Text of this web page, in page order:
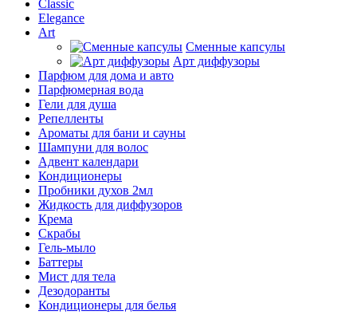
Classic
Elegance
Art
Сменные капсулы
Арт диффузоры
Парфюм для дома и авто
Парфюмерная вода
Гели для душа
Репелленты
Ароматы для бани и сауны
Шампуни для волос
Адвент календари
Кондиционеры
Пробники духов 2мл
Жидкость для диффузоров
Крема
Скрабы
Гель-мыло
Баттеры
Мист для тела
Дезодоранты
Кондиционеры для белья